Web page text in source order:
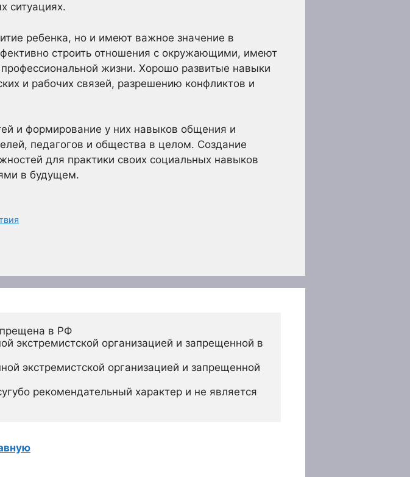
ситуациях.
ребенка, но и имеют важное значение в
строить отношения с окружающими, имеют
жизни. Хорошо развитые навыки
и рабочих связей, разрешению конфликтов и
и формирование у них навыков общения и
педагогов и общества в целом. Создание
для практики своих социальных навыков
в будущем.
в РФ
экстремистской организацией и запрещенной в
экстремистской организацией и запрещенной
рекомендательный характер и не является